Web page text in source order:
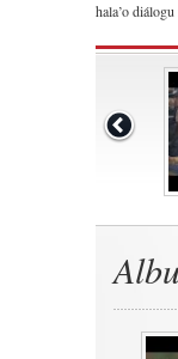
hala’o